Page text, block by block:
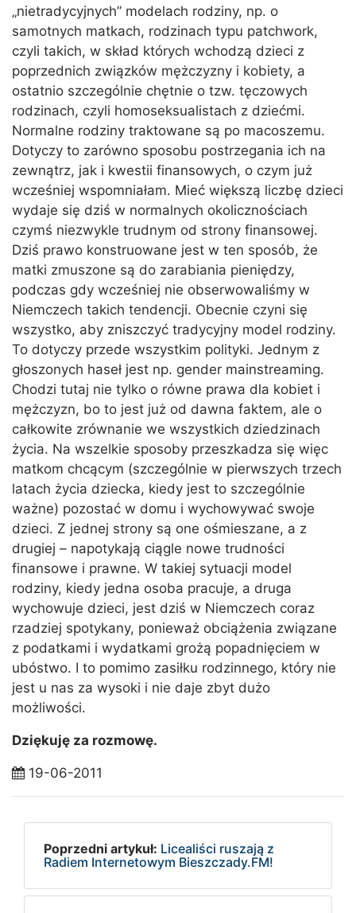
„nietradycyjnych” modelach rodziny, np. o
samotnych matkach, rodzinach typu patchwork,
czyli takich, w skład których wchodzą dzieci z
poprzednich związków mężczyzny i kobiety, a
ostatnio szczególnie chętnie o tzw. tęczowych
rodzinach, czyli homoseksualistach z dziećmi.
Normalne rodziny traktowane są po macoszemu.
Dotyczy to zarówno sposobu postrzegania ich na
zewnątrz, jak i kwestii finansowych, o czym już
wcześniej wspomniałam. Mieć większą liczbę dzieci
wydaje się dziś w normalnych okolicznościach
czymś niezwykle trudnym od strony finansowej.
Dziś prawo konstruowane jest w ten sposób, że
matki zmuszone są do zarabiania pieniędzy,
podczas gdy wcześniej nie obserwowaliśmy w
Niemczech takich tendencji. Obecnie czyni się
wszystko, aby zniszczyć tradycyjny model rodziny.
To dotyczy przede wszystkim polityki. Jednym z
głoszonych haseł jest np. gender mainstreaming.
Chodzi tutaj nie tylko o równe prawa dla kobiet i
mężczyzn, bo to jest już od dawna faktem, ale o
całkowite zrównanie we wszystkich dziedzinach
życia. Na wszelkie sposoby przeszkadza się więc
matkom chcącym (szczególnie w pierwszych trzech
latach życia dziecka, kiedy jest to szczególnie
ważne) pozostać w domu i wychowywać swoje
dzieci. Z jednej strony są one ośmieszane, a z
drugiej – napotykają ciągle nowe trudności
finansowe i prawne. W takiej sytuacji model
rodziny, kiedy jedna osoba pracuje, a druga
wychowuje dzieci, jest dziś w Niemczech coraz
rzadziej spotykany, ponieważ obciążenia związane
z podatkami i wydatkami grożą popadnięciem w
ubóstwo. I to pomimo zasiłku rodzinnego, który nie
jest u nas za wysoki i nie daje zbyt dużo
możliwości.
Dziękuję za rozmowę.
19-06-2011
Poprzedni artykuł: Licealiści ruszają z
Radiem Internetowym Bieszczady.FM!